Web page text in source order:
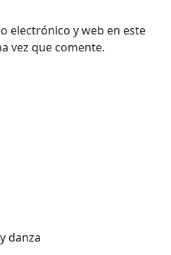
electrónico y web en este
vez que comente.
danza